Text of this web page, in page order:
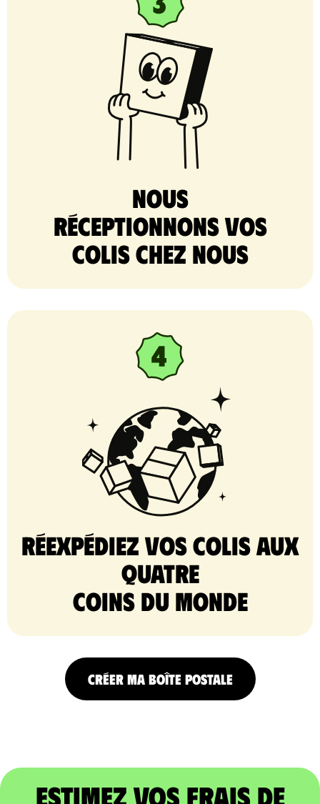
nous
réceptionnons vos
colis chez nous
Réexpédiez vos colis aux
quatre
coins du monde
CRÉER MA BOÎTE POSTALE
Estimez vos frais de